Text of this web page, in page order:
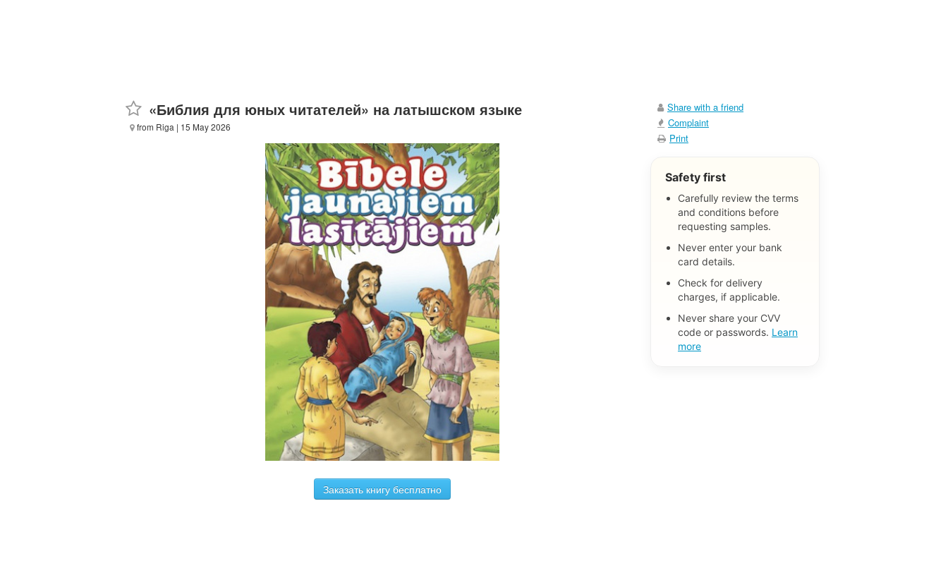
«Библия для юных читателей» на латышском языке
from Riga | 15 May 2026
Заказать книгу бесплатно
Share with a friend
Complaint
Print
Safety first
Carefully review the terms
and conditions before
requesting samples.
Never enter your bank
card details.
Check for delivery
charges, if applicable.
Never share your CVV
code or passwords. Learn
more